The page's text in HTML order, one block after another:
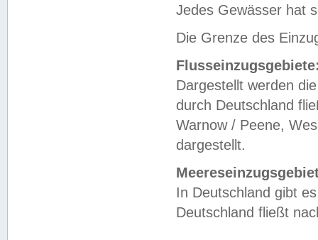
Jedes Gewässer hat
Die Grenze des
Dargestellt werden
durch Deutschland
Warnow / Peene,
dargestellt.
In Deutschland gibt
Deutschland fließt